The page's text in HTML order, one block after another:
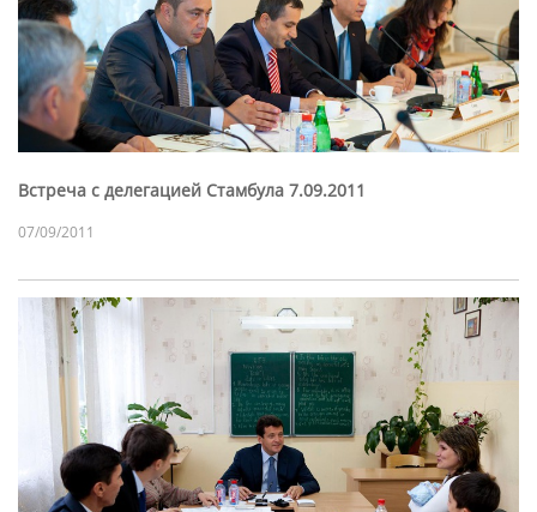
Встреча с делегацией Стамбула 7.09.2011
07/09/2011